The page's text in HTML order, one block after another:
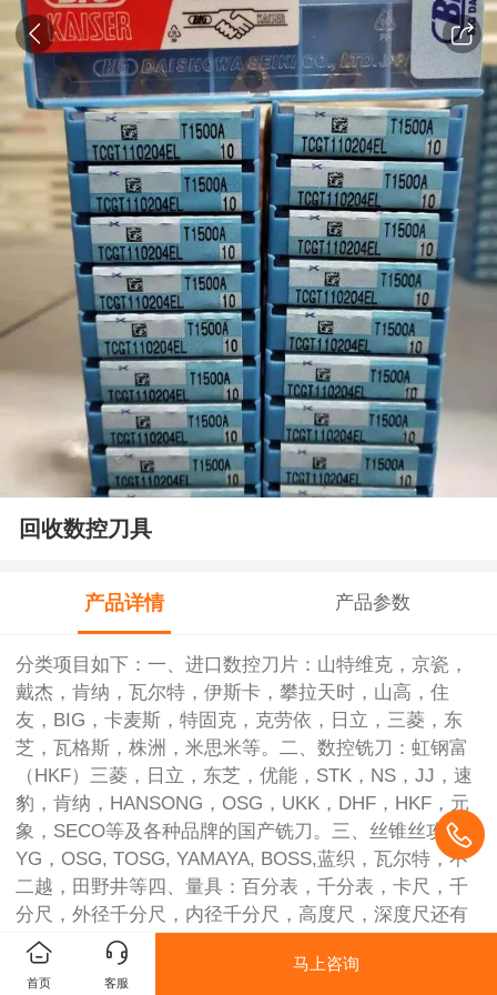
回收数控刀具
产品详情 产品参数
分类项目如下：一、进口数控刀片：山特维克，京瓷，
戴杰，肯纳，瓦尔特，伊斯卡，攀拉天时，山高，住
友，BIG，卡麦斯，特固克，克劳依，日立，三菱，东
芝，瓦格斯，株洲，米思米等。二、数控铣刀：虹钢富
（HKF）三菱，日立，东芝，优能，STK，NS，JJ，速
豹，肯纳，HANSONG，OSG，UKK，DHF，HKF，元
象，SECO等及各种品牌的国产铣刀。三、丝锥丝攻：
YG，OSG, TOSG, YAMAYA, BOSS,蓝织，瓦尔特，不
二越，田野井等四、量具：百分表，千分表，卡尺，千
分尺，外径千分尺，内径千分尺，高度尺，深度尺还有
各种镗头，刀柄，刀杆，刀盘，麻花钻。江浙沪公司提
供上门服务，其它地区量大也可上门回收
首页 客服
马上咨询